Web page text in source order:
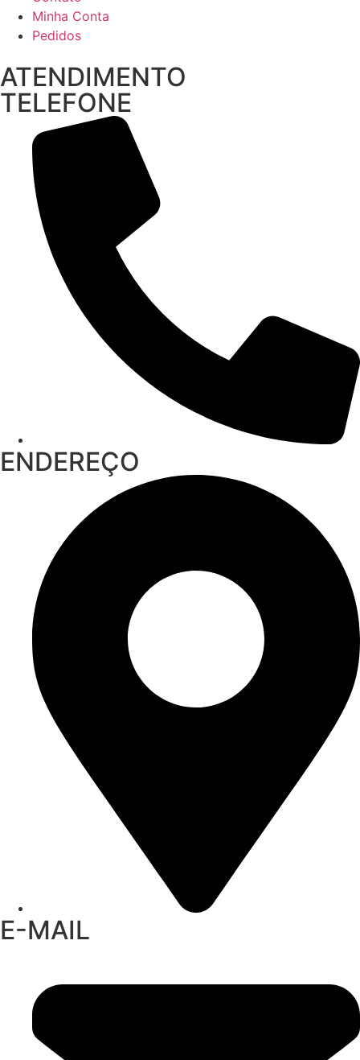
Minha Conta
Pedidos
ATENDIMENTO
TELEFONE
ENDEREÇO
E-MAIL